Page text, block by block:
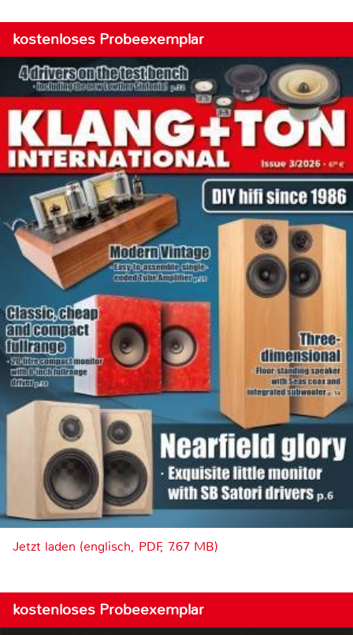
kostenloses Probeexemplar
Jetzt laden (englisch, PDF, 7.67 MB)
kostenloses Probeexemplar